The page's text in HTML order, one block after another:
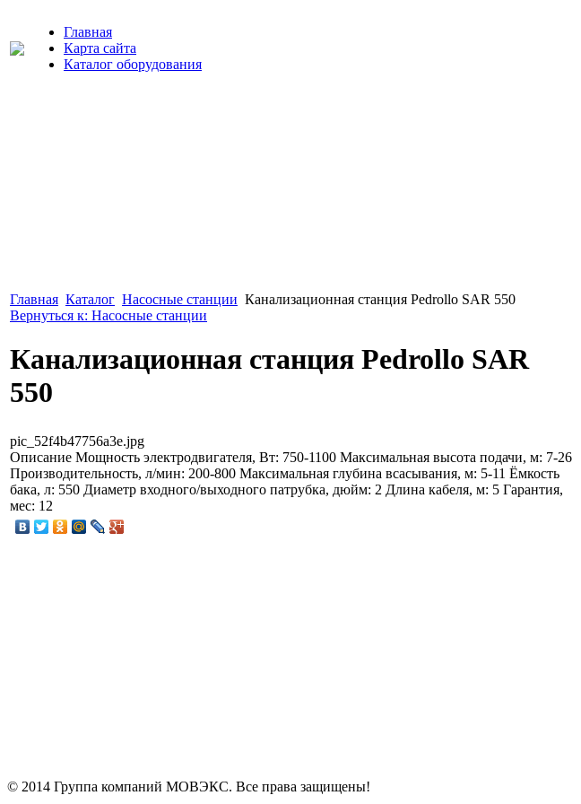
Главная
Карта сайта
Каталог оборудования
Главная Каталог Насосные станции Канализационная станция Pedrollo SAR 550
Вернуться к: Насосные станции
Канализационная станция Pedrollo SAR
550
pic_52f4b47756a3e.jpg
Описание Мощность электродвигателя, Вт: 750-1100 Максимальная высота подачи, м: 7-26
Производительность, л/мин: 200-800 Максимальная глубина всасывания, м: 5-11 Ёмкость
бака, л: 550 Диаметр входного/выходного патрубка, дюйм: 2 Длина кабеля, м: 5 Гарантия,
мес: 12
© 2014 Группа компаний МОВЭКС. Все права защищены!